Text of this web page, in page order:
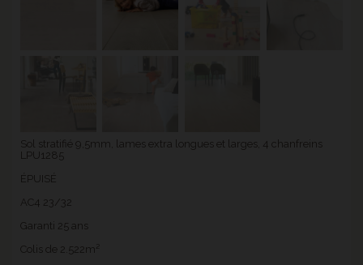
Sol stratifié 9,5mm, lames extra longues et larges, 4 chanfreins
LPU1285
ÉPUISÉ
AC4 23/32
Garanti 25 ans
Colis de 2.522m²